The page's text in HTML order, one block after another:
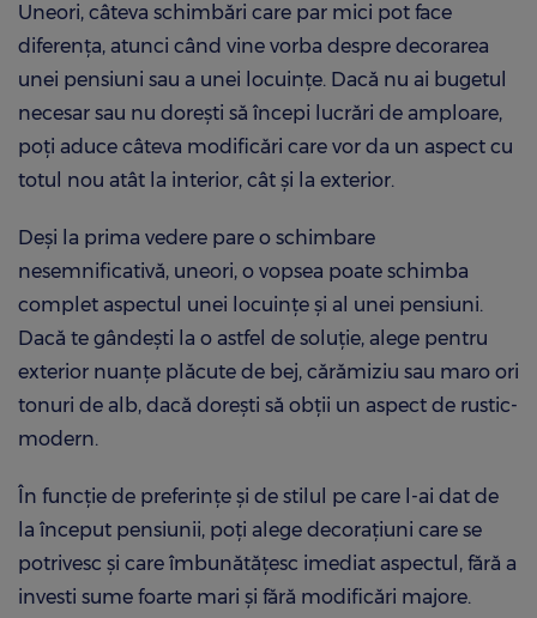
Uneori, câteva schimbări care par mici pot face
diferența, atunci când vine vorba despre decorarea
unei pensiuni sau a unei locuințe. Dacă nu ai bugetul
necesar sau nu dorești să începi lucrări de amploare,
poți aduce câteva modificări care vor da un aspect cu
totul nou atât la interior, cât și la exterior.
Deși la prima vedere pare o schimbare
nesemnificativă, uneori, o vopsea poate schimba
complet aspectul unei locuințe și al unei pensiuni.
Dacă te gândești la o astfel de soluție, alege pentru
exterior nuanțe plăcute de bej, cărămiziu sau maro ori
tonuri de alb, dacă dorești să obții un aspect de rustic-
modern.
În funcție de preferințe și de stilul pe care l-ai dat de
la început pensiunii, poți alege decorațiuni care se
potrivesc și care îmbunătățesc imediat aspectul, fără a
investi sume foarte mari și fără modificări majore.